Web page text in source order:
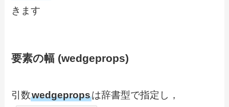
きます
要素の幅 (wedgeprops)
引数wedgepropsは辞書型で指定し，